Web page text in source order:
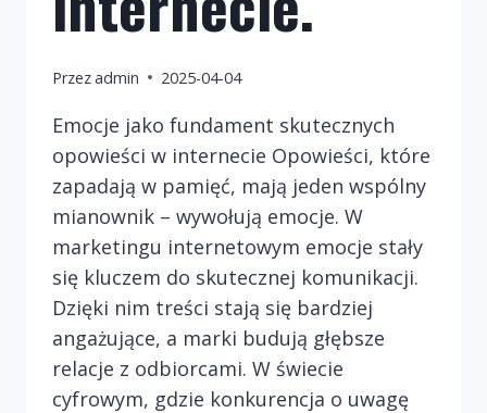
Przezadmin 2025-04-04
Emocje jako fundament skutecznych
opowieści w internecie Opowieści, które
zapadają w pamięć, mają jeden wspólny
mianownik – wywołują emocje. W
marketingu internetowym emocje stały
się kluczem do skutecznej komunikacji.
Dzięki nim treści stają się bardziej
angażujące, a marki budują głębsze
relacje z odbiorcami. W świecie
cyfrowym, gdzie konkurencja o uwagę